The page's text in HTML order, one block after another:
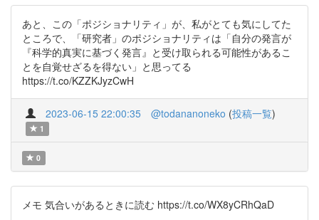
あと、この「ポジショナリティ」が、私がとても気にしてた
ところで、「研究者」のポジショナリティは「自分の発言が
『科学的真実に基づく発言』と受け取られる可能性があるこ
とを自覚せざるを得ない」と思ってる
https://t.co/KZZKJyzCwH
2023-06-15 22:00:35 @todananoneko (投稿一覧)
1
0
メモ 気合いがあるときに読む https://t.co/WX8yCRhQaD